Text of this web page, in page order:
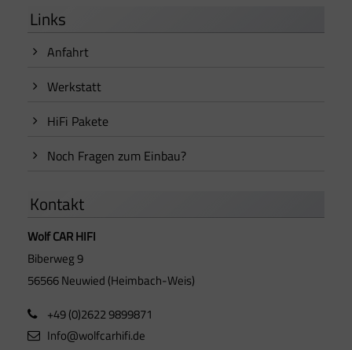
Links
Anfahrt
Werkstatt
HiFi Pakete
Noch Fragen zum Einbau?
Kontakt
Wolf CAR HIFI
Biberweg 9
56566 Neuwied (Heimbach-Weis)
+49 (0)2622 9899871
Info@wolfcarhifi.de